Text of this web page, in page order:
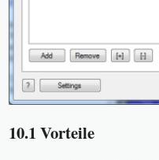
10.1 Vorteile